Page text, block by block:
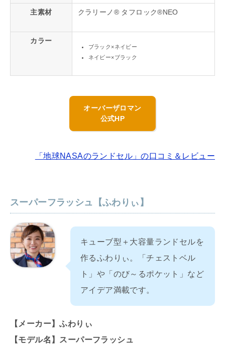
主素材 クラリーノ® タフロック®NEO
カラー
ブラック×ネイビー
ネイビー×ブラック
オーバーザロマン
公式HP
「地球NASAのランドセル」の口コミ＆レビュー
スーパーフラッシュ【ふわりぃ】
キューブ型＋大容量ランドセルを
作るふわりぃ。「チェストベル
ト」や「のび～るポケット」など
アイデア満載です。
【メーカー】ふわりぃ
【モデル名】スーパーフラッシュ